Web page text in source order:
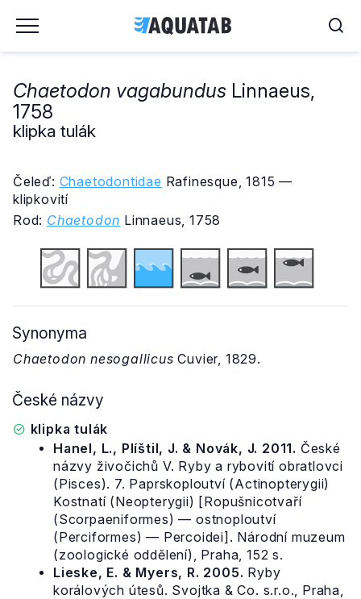
Chaetodon vagabundus Linnaeus,
1758
klipka tulák
Čeleď: Chaetodontidae Rafinesque, 1815 —
klipkovití
Rod: Chaetodon Linnaeus, 1758
Synonyma
Chaetodon nesogallicus Cuvier, 1829.
České názvy
klipka tulák
Hanel, L., Plíštil, J. & Novák, J. 2011. České
názvy živočichů V. Ryby a rybovití obratlovci
(Pisces). 7. Paprskoploutví (Actinopterygii)
Kostnatí (Neopterygii) [Ropušnicotvaří
(Scorpaeniformes) — ostnoploutví
(Perciformes) — Percoidei]. Národní muzeum
(zoologické oddělení), Praha, 152 s.
Lieske, E. & Myers, R. 2005. Ryby
korálových útesů. Svojtka & Co. s.r.o., Praha,